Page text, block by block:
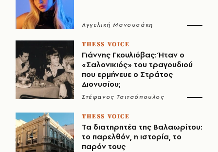
Αγγελική Μανουσάκη
THESS VOICE
Γιάννης Γκουλιόβας: Ήταν ο
«Σαλονικιός» του τραγουδιού
που ερμήνευε ο Στράτος
Διονυσίου;
Στέφανος Τσιτσόπουλος
THESS VOICE
Τα διατηρητέα της Βαλαωρίτου:
το παρελθόν, η ιστορία, το
παρόν τους